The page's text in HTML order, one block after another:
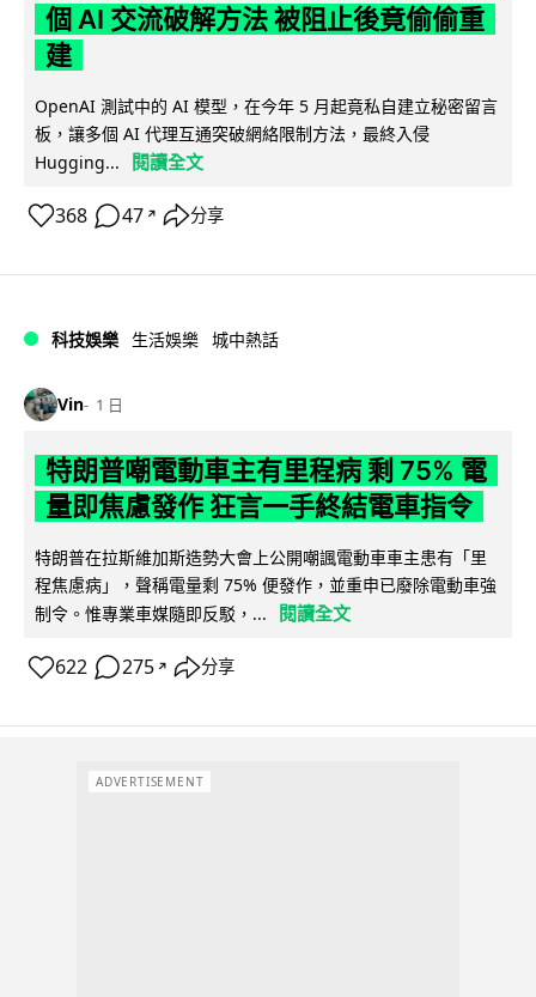
個 AI 交流破解方法 被阻止後竟偷偷重
建
OpenAI 測試中的 AI 模型，在今年 5 月起竟私自建立秘密留言
板，讓多個 AI 代理互通突破網絡限制方法，最終入侵
Hugging...
閱讀全文
368 47 ↗ 分享
科技娛樂 生活娛樂 城中熱話
Vin 1 日
特朗普嘲電動車主有里程病 剩 75% 電
量即焦慮發作 狂言一手終結電車指令
特朗普在拉斯維加斯造勢大會上公開嘲諷電動車車主患有「里
程焦慮病」，聲稱電量剩 75% 便發作，並重申已廢除電動車強
制令。惟專業車媒隨即反駁，...
閱讀全文
622 275 ↗ 分享
ADVERTISEMENT